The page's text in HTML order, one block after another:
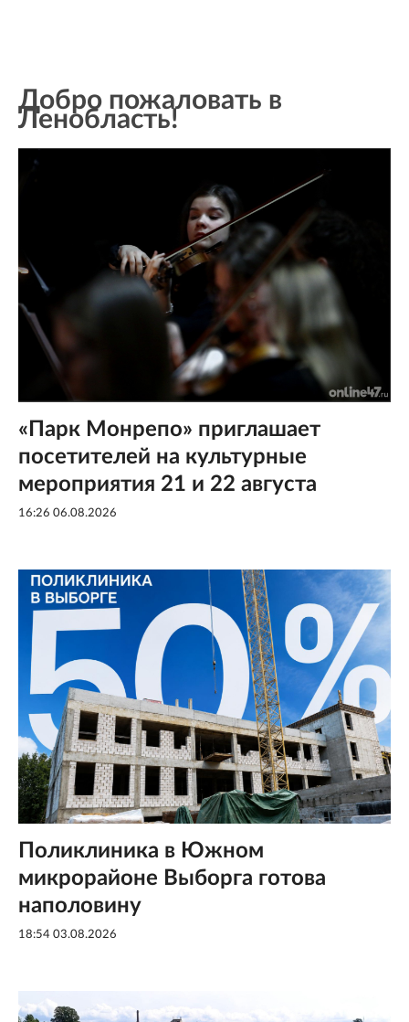
Добро пожаловать в
Ленобласть!
«Парк Монрепо» приглашает
посетителей на культурные
мероприятия 21 и 22 августа
16:26 06.08.2026
Поликлиника в Южном
микрорайоне Выборга готова
наполовину
18:54 03.08.2026